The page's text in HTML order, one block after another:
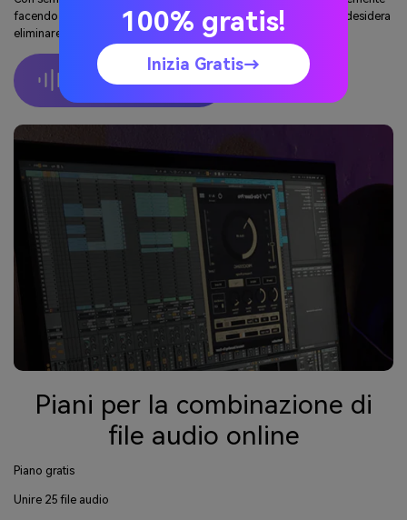
facendo scorrere il cursore in corrispondenza del punto che si desidera
eliminare, lo si divide e si uniscono le altre parti.
Unisci Audio Online
Piani per la combinazione di
file audio online
Piano gratis
Unire 25 file audio
100% gratis!
Inizia Gratis→